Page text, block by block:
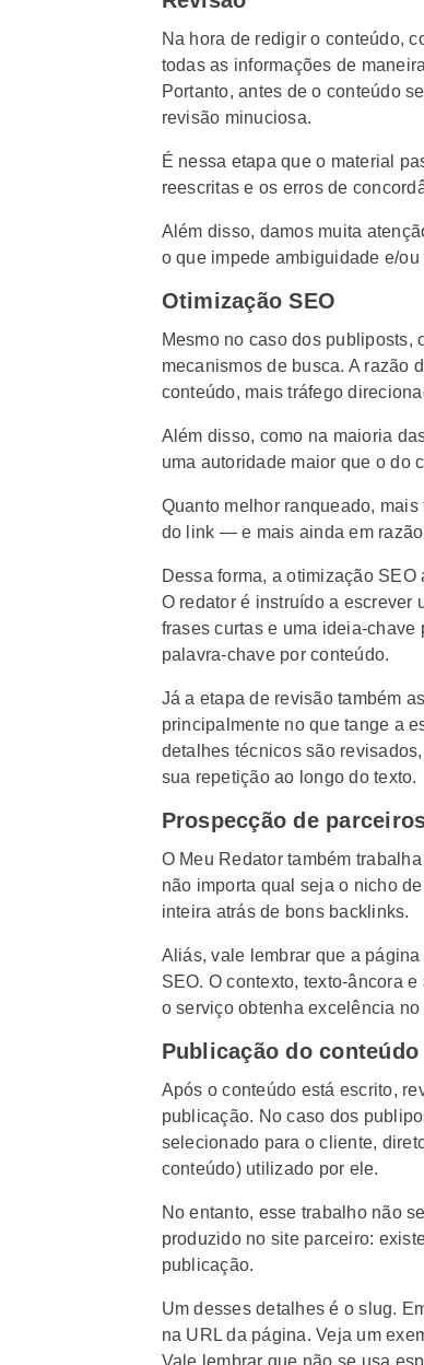
Na hora de redigir o conteúdo,
todas as informações de
Portanto, antes de o conteúdo
revisão minuciosa.
É nessa etapa que o material
reescritas e os erros de
Além disso, damos muita
o que impede ambiguidade e/
Otimização SEO
Mesmo no caso dos publiposts,
mecanismos de busca. A razão
conteúdo, mais tráfego
Além disso, como na maioria
uma autoridade maior que o do
Quanto melhor ranqueado,
do link — e mais ainda em
Dessa forma, a otimização
O redator é instruído a escrever
frases curtas e uma ideia-chave
palavra-chave por conteúdo.
Já a etapa de revisão também
principalmente no que tange a
detalhes técnicos são
sua repetição ao longo do texto.
Prospecção de
O Meu Redator também
não importa qual seja o nicho
inteira atrás de bons backlinks.
Aliás, vale lembrar que a
SEO. O contexto, texto-âncora
o serviço obtenha excelência no
Publicação do conteúdo
Após o conteúdo está escrito,
publicação. No caso dos
selecionado para o cliente,
conteúdo) utilizado por ele.
No entanto, esse trabalho não
produzido no site parceiro:
publicação.
Um desses detalhes é o slug.
na URL da página. Veja um
Vale lembrar que não se usa